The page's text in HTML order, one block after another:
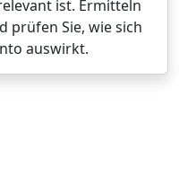
ist. Ermitteln
prüfen Sie, wie sich
auswirkt.